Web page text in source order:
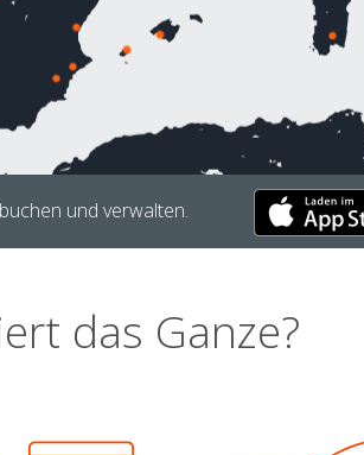
und verwalten.
das Ganze?